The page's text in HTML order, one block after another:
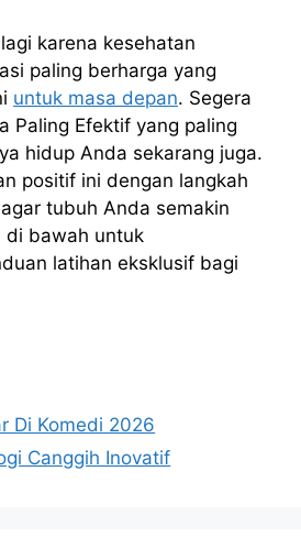
karena kesehatan
paling berharga yang
untuk masa depan. Segera
Paling Efektif yang paling
hidup Anda sekarang juga.
positif ini dengan langkah
tubuh Anda semakin
di bawah untuk
latihan eksklusif bagi
Di Komedi 2026
Canggih Inovatif